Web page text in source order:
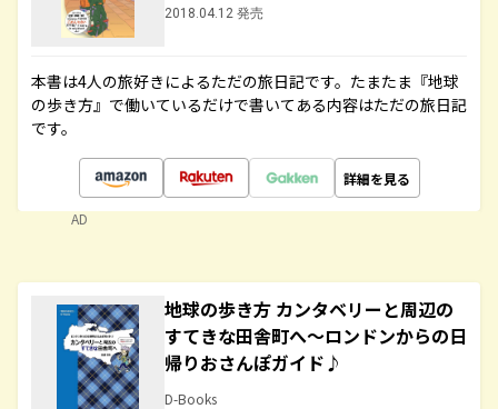
2018.04.12 発売
本書は4人の旅好きによるただの旅日記です。たまたま『地球
の歩き方』で働いているだけで書いてある内容はただの旅日記
です。
詳細を見る
AD
地球の歩き方 カンタベリーと周辺の
すてきな田舎町へ～ロンドンからの日
帰りおさんぽガイド♪
D-Books